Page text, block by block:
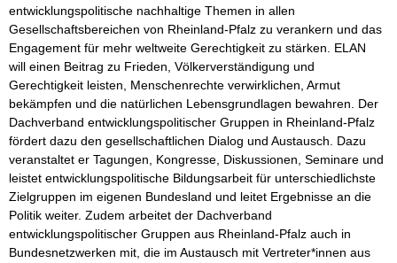
entwicklungspolitische nachhaltige Themen in allen
Gesellschaftsbereichen von Rheinland-Pfalz zu verankern und das
Engagement für mehr weltweite Gerechtigkeit zu stärken. ELAN
will einen Beitrag zu Frieden, Völkerverständigung und
Gerechtigkeit leisten, Menschenrechte verwirklichen, Armut
bekämpfen und die natürlichen Lebensgrundlagen bewahren. Der
Dachverband entwicklungspolitischer Gruppen in Rheinland-Pfalz
fördert dazu den gesellschaftlichen Dialog und Austausch. Dazu
veranstaltet er Tagungen, Kongresse, Diskussionen, Seminare und
leistet entwicklungspolitische Bildungsarbeit für unterschiedlichste
Zielgruppen im eigenen Bundesland und leitet Ergebnisse an die
Politik weiter. Zudem arbeitet der Dachverband
entwicklungspolitischer Gruppen aus Rheinland-Pfalz auch in
Bundesnetzwerken mit, die im Austausch mit Vertreter*innen aus